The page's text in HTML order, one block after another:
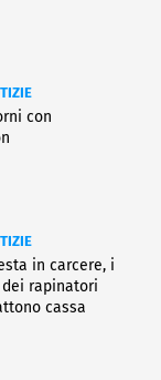
con
in carcere, i
rapinatori
cassa